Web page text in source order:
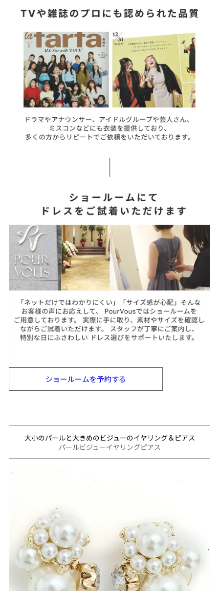
ショールームを予約する
大小のパールと大きめのビジューのイヤリング＆ピアス
パールビジューイヤリングピアス